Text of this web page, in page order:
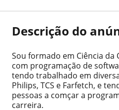
Descrição do
Sou formado em Ciência
com programação de
tendo trabalhado em
Philips, TCS e Farfetch, e
pessoas a comçar a
carreira.